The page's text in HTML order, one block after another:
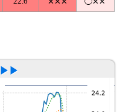
✕✕✕ ◯✕✕
▶▶